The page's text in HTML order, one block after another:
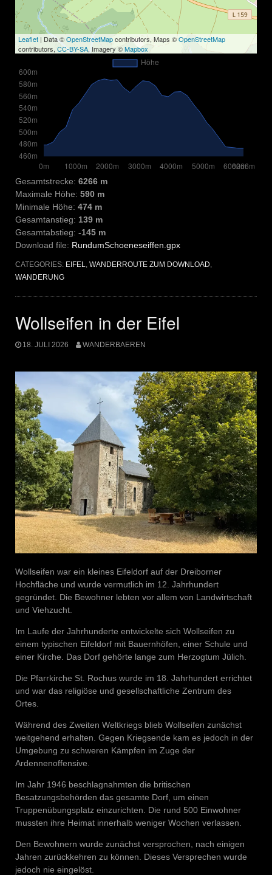
Leaflet | Data ©OpenStreetMapcontributors, Maps ©OpenStreetMap
contributors, CC-BY-SA, Imagery ©Mapbox
Gesamtstrecke: 6266 m
Maximale Höhe: 590 m
Minimale Höhe: 474 m
Gesamtanstieg: 139 m
Gesamtabstieg: -145 m
Download file: RundumSchoeneseiffen.gpx
CATEGORIES: EIFEL, WANDERROUTE ZUM DOWNLOAD,
WANDERUNG
Wollseifen in der Eifel
18. JULI 2026 WANDERBAEREN
Wollseifen war ein kleines Eifeldorf auf der Dreiborner
Hochfläche und wurde vermutlich im 12. Jahrhundert
gegründet. Die Bewohner lebten vor allem von Landwirtschaft
und Viehzucht.
Im Laufe der Jahrhunderte entwickelte sich Wollseifen zu
einem typischen Eifeldorf mit Bauernhöfen, einer Schule und
einer Kirche. Das Dorf gehörte lange zum Herzogtum Jülich.
Die Pfarrkirche St. Rochus wurde im 18. Jahrhundert errichtet
und war das religiöse und gesellschaftliche Zentrum des
Ortes.
Während des Zweiten Weltkriegs blieb Wollseifen zunächst
weitgehend erhalten. Gegen Kriegsende kam es jedoch in der
Umgebung zu schweren Kämpfen im Zuge der
Ardennenoffensive.
Im Jahr 1946 beschlagnahmten die britischen
Besatzungsbehörden das gesamte Dorf, um einen
Truppenübungsplatz einzurichten. Die rund 500 Einwohner
mussten ihre Heimat innerhalb weniger Wochen verlassen.
Den Bewohnern wurde zunächst versprochen, nach einigen
Jahren zurückkehren zu können. Dieses Versprechen wurde
jedoch nie eingelöst.